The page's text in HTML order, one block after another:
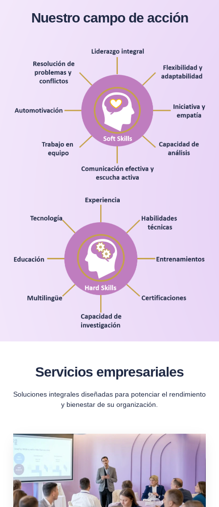
Nuestro campo de acción
Servicios empresariales
Soluciones integrales diseñadas para potenciar el rendimiento
y bienestar de su organización.